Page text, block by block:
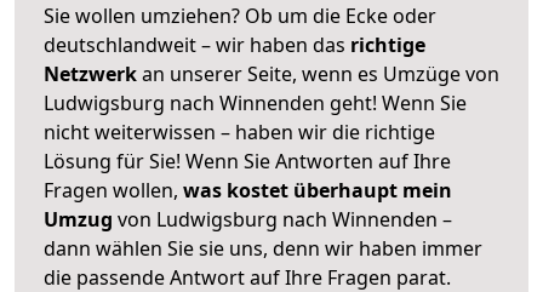
Sie wollen umziehen? Ob um die Ecke oder
deutschlandweit – wir haben das richtige
Netzwerkan unserer Seite, wenn es Umzüge von
Ludwigsburg nach Winnenden geht! Wenn Sie
nicht weiterwissen – haben wir die richtige
Lösung für Sie! Wenn Sie Antworten auf Ihre
Fragen wollen, was kostet überhaupt mein
Umzug von Ludwigsburg nach Winnenden –
dann wählen Sie sie uns, denn wir haben immer
die passende Antwort auf Ihre Fragen parat.